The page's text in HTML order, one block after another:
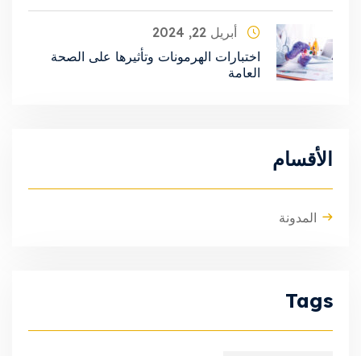
أبريل 22, 2024
اختبارات الهرمونات وتأثيرها على الصحة
العامة
الأقسام
المدونة
Tags